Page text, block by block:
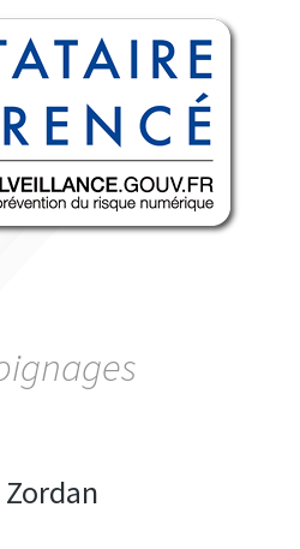
Zordan